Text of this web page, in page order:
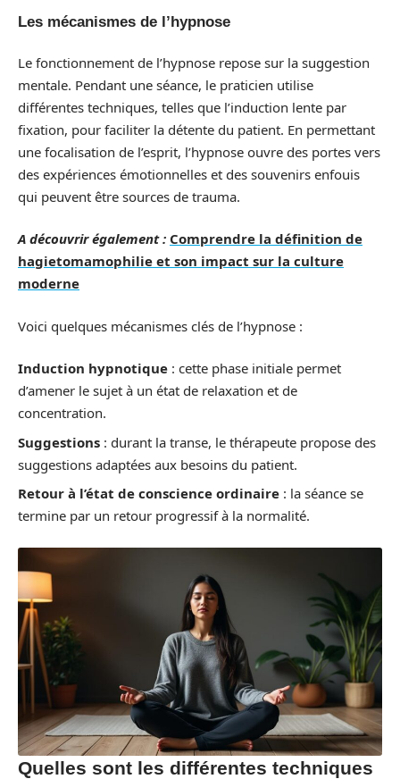
Les mécanismes de l’hypnose
Le fonctionnement de l’hypnose repose sur la suggestion
mentale. Pendant une séance, le praticien utilise
différentes techniques, telles que l’induction lente par
fixation, pour faciliter la détente du patient. En permettant
une focalisation de l’esprit, l’hypnose ouvre des portes vers
des expériences émotionnelles et des souvenirs enfouis
qui peuvent être sources de trauma.
A découvrir également : Comprendre la définition de
hagietomamophilie et son impact sur la culture
moderne
Voici quelques mécanismes clés de l’hypnose :
Induction hypnotique : cette phase initiale permet
d’amener le sujet à un état de relaxation et de
concentration.
Suggestions : durant la transe, le thérapeute propose des
suggestions adaptées aux besoins du patient.
Retour à l’état de conscience ordinaire : la séance se
termine par un retour progressif à la normalité.
Quelles sont les différentes techniques